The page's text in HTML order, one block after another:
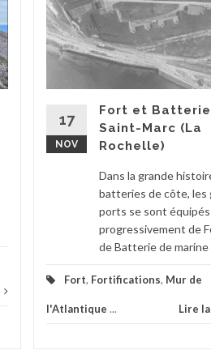
17
NOV
Fort et
Saint-Marc (La
Rochelle)
Dans la grande
batteries de côte, les
ports se sont équipés
progressivement de
de Batterie de marine
Fort, Fortifications, Mur de
l'Atlantique ... Lire